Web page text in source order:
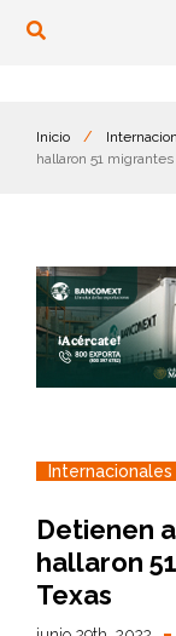
Inicio /
hallaron 51
Internacionales
Detienen
hallaron
Texas